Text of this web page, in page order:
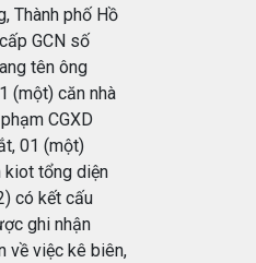
Thành phố Hồ
GCN số
tên ông
(một) căn nhà
CGXD
01 (một)
kiot tổng diện
có kết cấu
ghi nhận
về việc kê biên,